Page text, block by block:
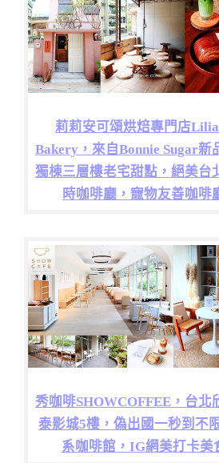
莉莉安可頌烘焙專門店
Bakery，來自Bonnie Sugar新
獨棟三層樓老宅甜點，絕美台
時咖啡廳，寵物友善咖啡
秀咖啡SHOWCOFFEE，台北
泰影城5樓，偽出國一秒到不
系咖啡館，IG網美打卡美